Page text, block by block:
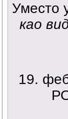
Уместо
као
19.